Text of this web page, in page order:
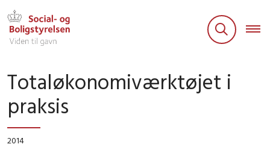
Totaløkonomiværktøjet i
praksis
2014